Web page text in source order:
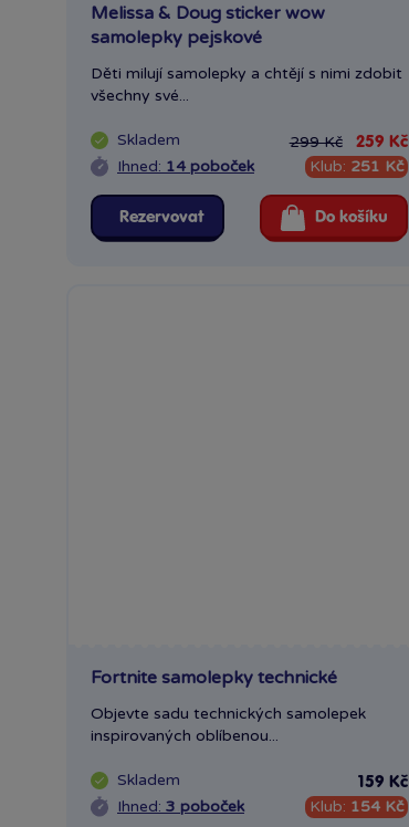
Melissa & Doug sticker wow
samolepky pejskové
Děti milují samolepky a chtějí s nimi zdobit
všechny své...
Skladem
Ihned: 14 poboček
299 Kč 259 Kč
Klub: 251 Kč
Rezervovat Do košíku
Fortnite samolepky technické
Objevte sadu technických samolepek
inspirovaných oblíbenou...
Skladem
Ihned: 3 poboček
159 Kč
Klub: 154 Kč